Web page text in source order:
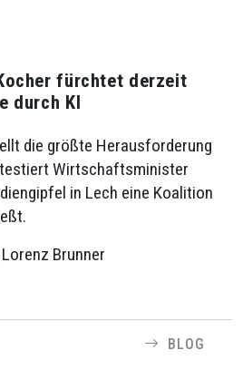
fürchtet derzeit
durch KI
die größte Herausforderung
Wirtschaftsminister
in Lech eine Koalition
Brunner
BLOG